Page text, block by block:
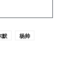
默
杨帅